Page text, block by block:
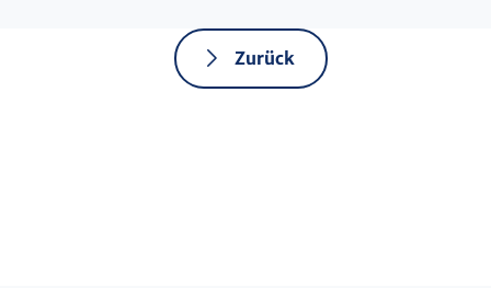
Zurück